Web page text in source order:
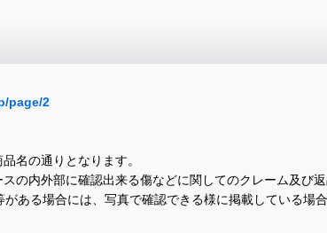
page/2
名の通りとなります。
内外部に確認出来る傷などに関してのクレーム及び
ある場合には、写真で確認できる様に掲載している場